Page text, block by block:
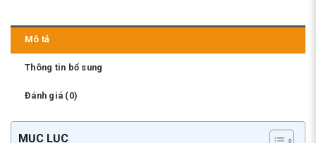
Mô tả
Thông tin bổ sung
Đánh giá (0)
MỤC LỤC